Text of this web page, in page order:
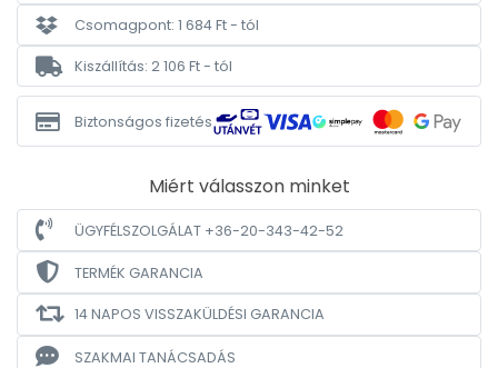
Csomagpont: 1 684 Ft - tól
Kiszállítás: 2 106 Ft - tól
Biztonságos fizetés
Miért válasszon minket
ÜGYFÉLSZOLGÁLAT +36-20-343-42-52
TERMÉK GARANCIA
14 NAPOS VISSZAKÜLDÉSI GARANCIA
SZAKMAI TANÁCSADÁS